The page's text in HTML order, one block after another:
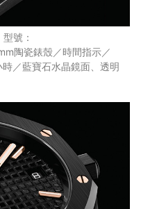
號：
陶瓷錶殼／時間指示／
／藍寶石水晶鏡面、透明